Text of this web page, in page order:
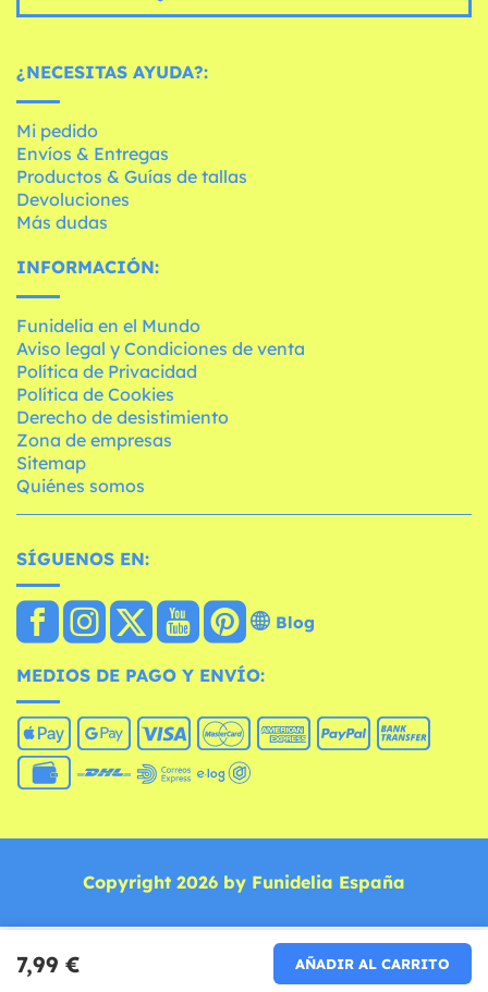
7,99 € AÑADIR AL CARRITO
¿NECESITAS AYUDA?:
Mi pedido
Envíos & Entregas
Productos & Guías de tallas
Devoluciones
Más dudas
INFORMACIÓN:
Funidelia en el Mundo
Aviso legal y Condiciones de venta
Política de Privacidad
Política de Cookies
Derecho de desistimiento
Zona de empresas
Sitemap
Quiénes somos
SÍGUENOS EN:
Blog
MEDIOS DE PAGO Y ENVÍO:
Copyright 2026 by Funidelia España